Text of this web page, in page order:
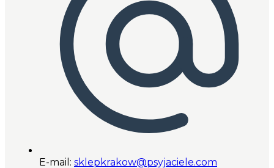
E-mail: sklepkrakow@psyjaciele.com